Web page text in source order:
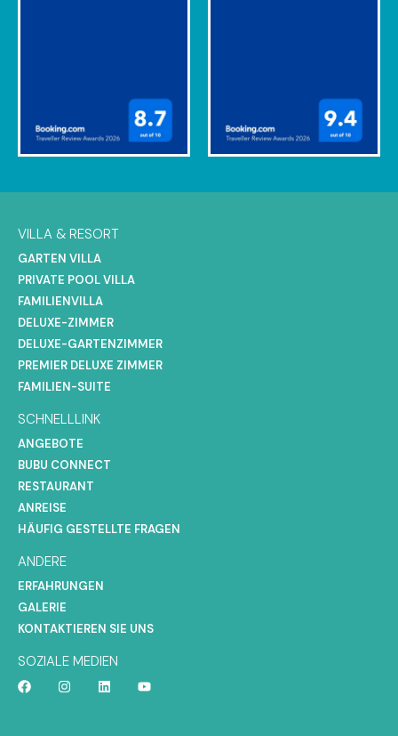
VILLA & RESORT
GARTEN VILLA
PRIVATE POOL VILLA
FAMILIENVILLA
DELUXE-ZIMMER
DELUXE-GARTENZIMMER
PREMIER DELUXE ZIMMER
FAMILIEN-SUITE
SCHNELLLINK
ANGEBOTE
BUBU CONNECT
RESTAURANT
ANREISE
HÄUFIG GESTELLTE FRAGEN
ANDERE
ERFAHRUNGEN
GALERIE
KONTAKTIEREN SIE UNS
SOZIALE MEDIEN